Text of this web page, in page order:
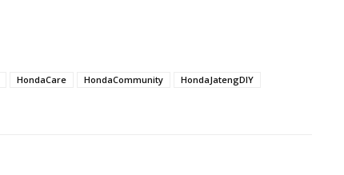
HondaCare HondaCommunity
HondaJatengDIY